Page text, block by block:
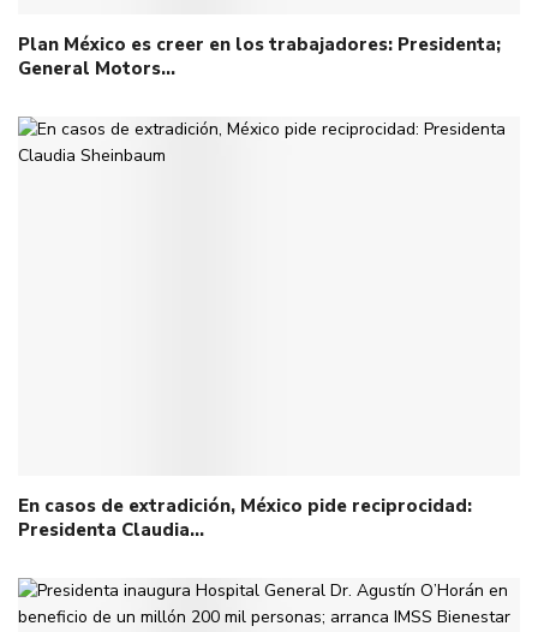
Plan México es creer en los trabajadores: Presidenta;
General Motors…
En casos de extradición, México pide reciprocidad:
Presidenta Claudia…